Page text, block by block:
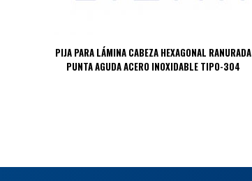
PIJA PARA LÁMINA CABEZA HEXAGONAL RANURADA
PUNTA AGUDA ACERO INOXIDABLE TIPO-304